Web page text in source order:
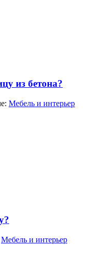
из бетона?
Мебель и интерьер
Мебель и интерьер